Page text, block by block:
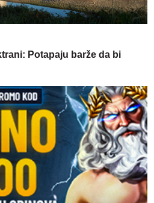
Potapaju barže da bi